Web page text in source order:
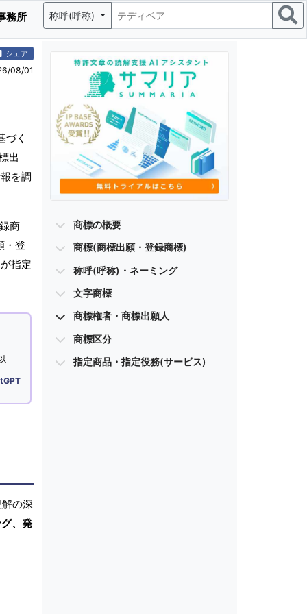
務所 称呼(呼称)
シェア
08/01
づく
出
を調
商
・登
指定
の深
、発
商標の概要
商標(商標出願・登録商標)
称呼(呼称)・ネーミング
文字商標
商標権者・商標出願人
商標区分
指定商品・指定役務(サービス)